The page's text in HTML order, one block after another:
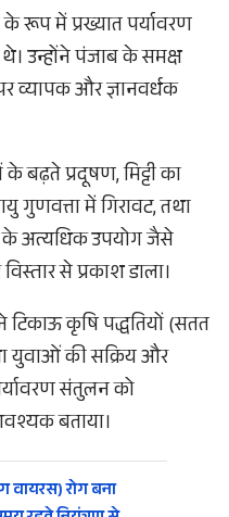
रूप में प्रख्यात पर्यावरण
उन्होंने पंजाब के समक्ष
व्यापक और ज्ञानवर्धक
बढ़ते प्रदूषण, मिट्टी का
गुणवत्ता में गिरावट, तथा
के अत्यधिक उपयोग जैसे
से प्रकाश डाला।
कृषि पद्धतियों (सतत
युवाओं की सक्रिय और
संतुलन को
बताया।​
वायरस) रोग बना